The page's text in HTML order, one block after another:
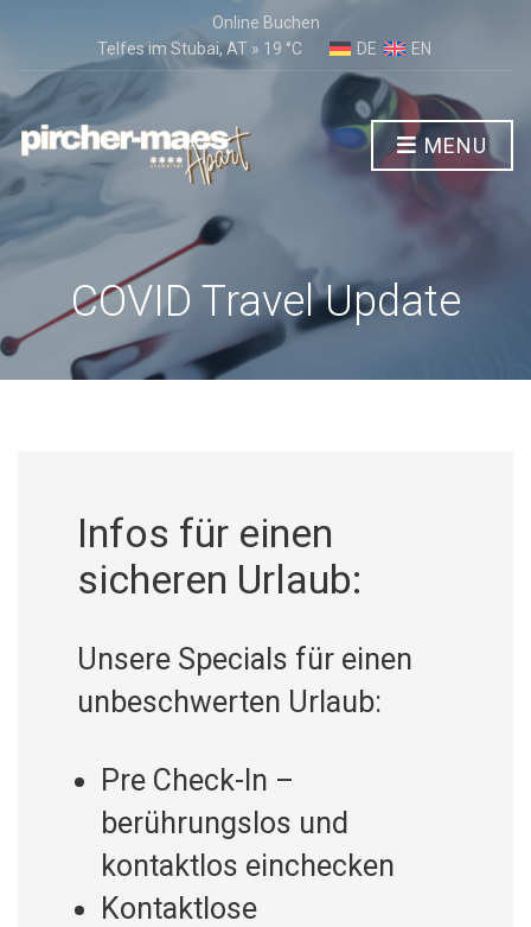
Online Buchen
Telfes im Stubai, AT» 19 C DE EN
MENU
COVID Travel Update
Infos für einen
sicheren Urlaub:
Unsere Specials für einen
unbeschwerten Urlaub:
Pre Check-In –
berührungslos und
kontaktlos einchecken
Kontaktlose